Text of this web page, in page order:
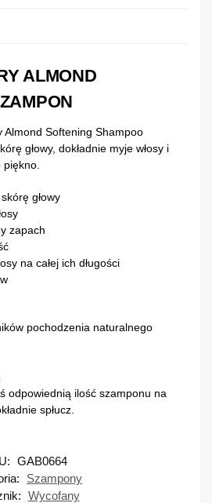
ALMOND
Almond Softening Shampoo
głowy, dokładnie myje włosy i
piękno.
głowy
zapach
na całej ich długości
pochodzenia naturalnego
odpowiednią ilość szamponu na
spłucz.
GAB0664
Szampony
Wycofany